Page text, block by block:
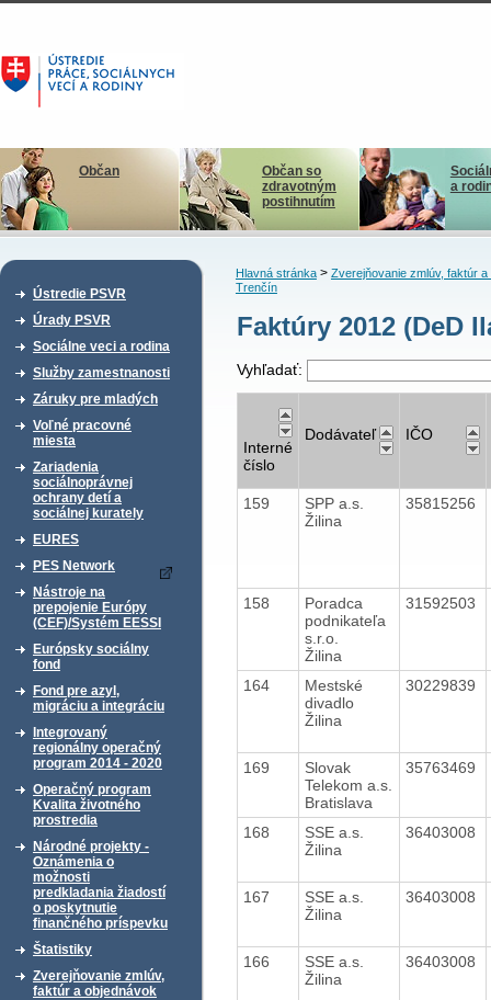
Občan
Občan so
zdravotným
postihnutím
a
Ústredie PSVR
Úrady PSVR
Sociálne veci a rodina
Služby zamestnanosti
Záruky pre mladých
Voľné pracovné
miesta
Zariadenia
sociálnoprávnej
ochrany detí a
sociálnej kurately
EURES
PES Network
Nástroje na
prepojenie Európy
(CEF)/Systém EESSI
Európsky sociálny
fond
Fond pre azyl,
migráciu a integráciu
Integrovaný
regionálny operačný
program 2014 - 2020
Operačný program
Kvalita životného
prostredia
Národné projekty -
Oznámenia o
možnosti
predkladania žiadostí
o poskytnutie
finančného príspevku
Štatistiky
Zverejňovanie zmlúv,
faktúr a objednávok
Hlavná stránka> Zverejňovanie zmlúv, faktúr a
Trenčín
Faktúry 2012 (DeD
Vyhľadať:
Interné
číslo
Dodávateľ IČO
159
SPP a.s.
Žilina
35815256
158
Poradca
podnikateľa
s.r.o.
Žilina
31592503
164
Mestské
divadlo
Žilina
30229839
169
Slovak
Telekom a.s.
Bratislava
35763469
168
SSE a.s.
Žilina
36403008
167
SSE a.s.
Žilina
36403008
166
SSE a.s.
Žilina
36403008